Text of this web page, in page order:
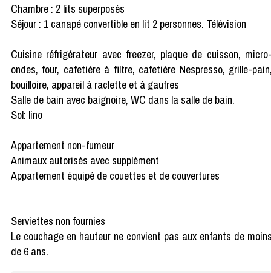
Chambre : 2 lits superposés
Séjour : 1 canapé convertible en lit 2 personnes. Télévision
Cuisine réfrigérateur avec freezer, plaque de cuisson,
ondes, four, cafetière à filtre, cafetière Nespresso, grille-
bouilloire, appareil à raclette et à gaufres
Salle de bain avec baignoire, WC dans la salle de bain.
Sol: lino
Appartement non-fumeur
Animaux autorisés avec supplément
Appartement équipé de couettes et de couvertures
Serviettes non fournies
Le couchage en hauteur ne convient pas aux enfants de
de 6 ans.